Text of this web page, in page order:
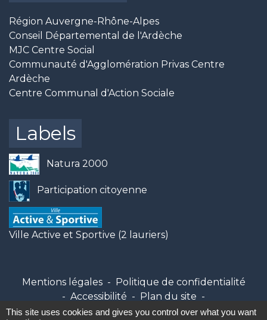
Région Auvergne-Rhône-Alpes
Conseil Départemental de l'Ardèche
MJC Centre Social
Communauté d'Agglomération Privas Centre
Ardèche
Centre Communal d'Action Sociale
Labels
Natura 2000
Participation citoyenne
Ville Active et Sportive (2 lauriers)
Mentions légales -
Politique de confidentialité
- Accessibilité - Plan du site -
Gestion des cookies
This site uses cookies and gives you control over what you want